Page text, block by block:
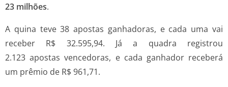
23 milhões.
A quina teve 38 apostas ganhadoras, e cada uma vai
receber R$ 32.595,94. Já a quadra registrou
2.123 apostas vencedoras, e cada ganhador receberá
um prêmio de R$ 961,71.